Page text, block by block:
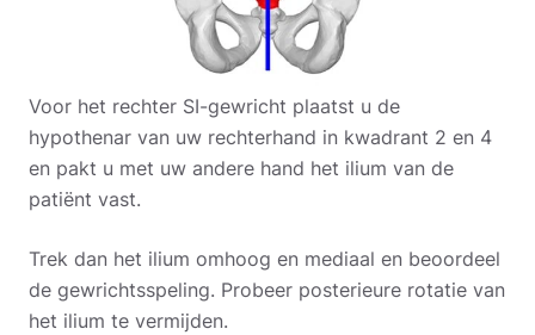
Voor het rechter SI-gewricht plaatst u de
hypothenar van uw rechterhand in kwadrant 2 en 4
en pakt u met uw andere hand het ilium van de
patiënt vast.
Trek dan het ilium omhoog en mediaal en beoordeel
de gewrichtsspeling. Probeer posterieure rotatie van
het ilium te vermijden.